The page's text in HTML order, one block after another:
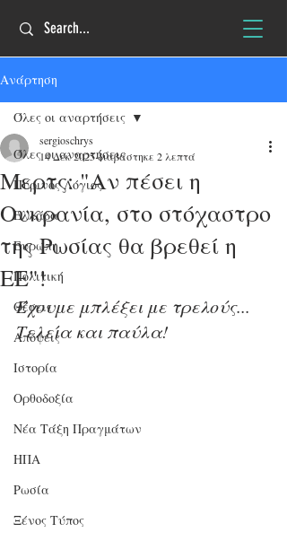
Ανάρτηση
Όλες οι αναρτήσεις
Πύρινος Λόγιος
Ελλάδα
Ευρώπη
Πολιτική
Θέσεις
Απόψεις
Ιστορία
Ορθοδοξία
Νέα Τάξη Πραγμάτων
ΗΠΑ
Ρωσία
Ξένος Τύπος
Όλες οι αναρτήσεις
Μερτς: "Αν πέσει η
Ουκρανία, στο στόχαστρο
της Ρωσίας θα βρεθεί η
ΕΕ"!
sergioschrys
14 Δεκ 2025διαβάστηκε 2 λεπτά
Έχουμε μπλέξει με τρελούς...
Τελεία και παύλα!